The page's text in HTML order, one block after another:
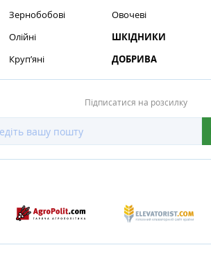
Зернобобові
Олійні
Круп’яні
Овочеві
ШКІДНИКИ
ДОБРИВА
Підписатися на розсилку